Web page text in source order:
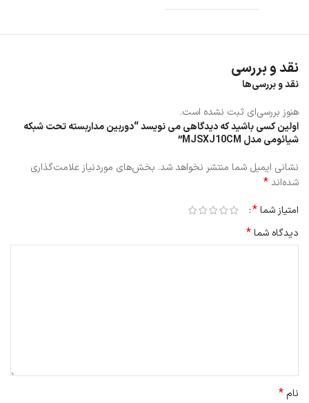
نقد و بررسی
نقد و بررسی‌ها
هنوز بررسی‌ای ثبت نشده است.
اولین کسی باشید که دیدگاهی می نویسد “دوربین مداربسته تحت شبکه
شیائومی مدل MJSXJ10CM”
نشانی ایمیل شما منتشر نخواهد شد. بخش‌های موردنیاز علامت‌گذاری
شده‌اند*
امتیاز شما*
دیدگاه شما*
نام*